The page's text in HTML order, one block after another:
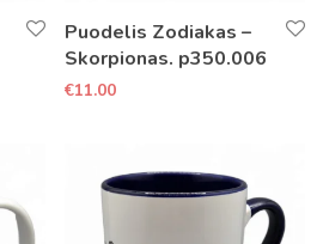
Puodelis Zodiakas –
Skorpionas. p350.006
€11.00